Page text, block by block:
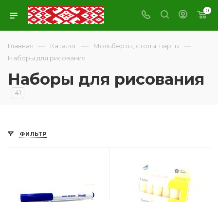
0
Главная — Каталог — Мольберты, столы, парты —
Наборы для рисования
Наборы для рисования
41
ФИЛЬТР